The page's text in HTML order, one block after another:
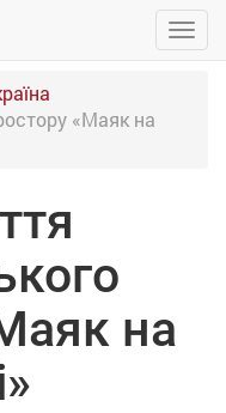
«Маяк на
на